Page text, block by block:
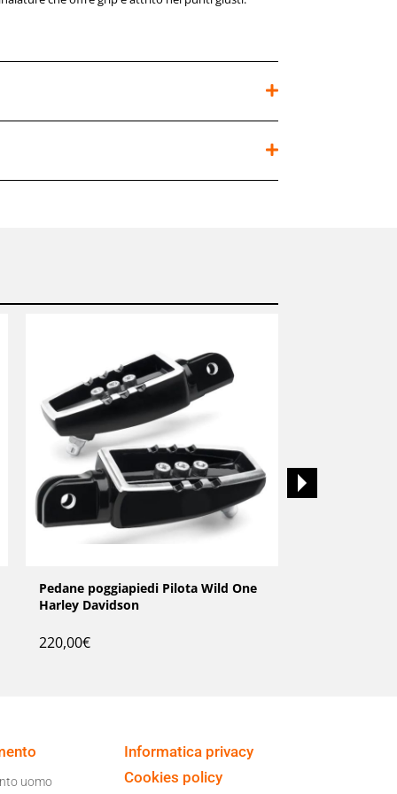
Pedane poggiapiedi Pilota Wild One
Harley Davidson
220,00€
uomo
Informatica privacy
Cookies policy